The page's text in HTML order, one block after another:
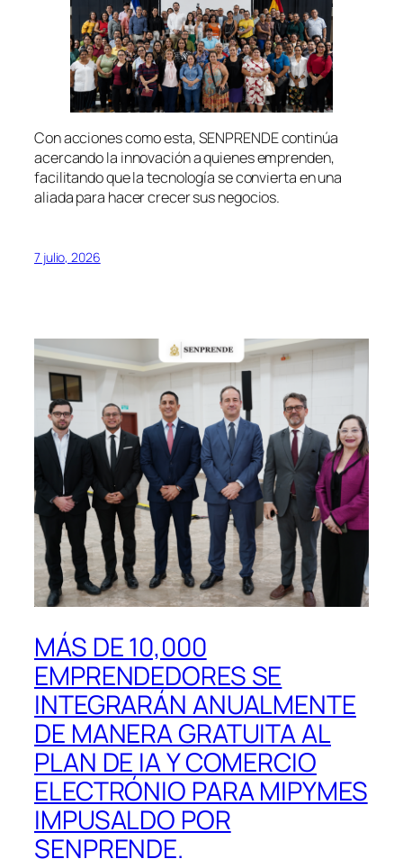
Con acciones como esta, SENPRENDE continúa
acercando la innovación a quienes emprenden,
facilitando que la tecnología se convierta en una
aliada para hacer crecer sus negocios.
7 julio, 2026
MÁS DE 10,000
EMPRENDEDORES SE
INTEGRARÁN ANUALMENTE
DE MANERA GRATUITA AL
PLAN DE IA Y COMERCIO
ELECTRÓNIO PARA MIPYMES
IMPUSALDO POR
SENPRENDE.